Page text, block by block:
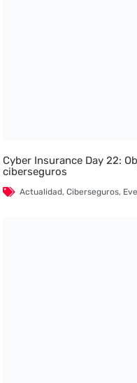
Cyber Insurance Day 22:
ciberseguros
Actualidad,Ciberseguros,